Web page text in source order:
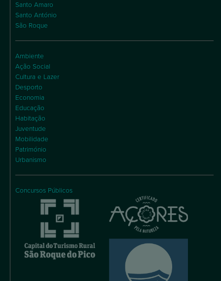
Santo Amaro
Santo António
São Roque
Ambiente
Ação Social
Cultura e Lazer
Desporto
Economia
Educação
Habitação
Juventude
Mobilidade
Património
Urbanismo
Concursos Públicos